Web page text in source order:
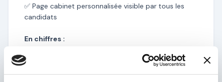
✅ Page cabinet personnalisée visible par tous les
candidats
En chiffres :
• +500 cabinets partenaires